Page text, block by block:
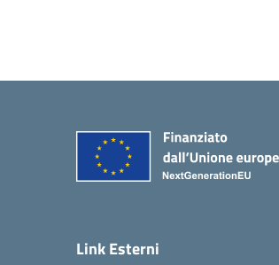
Link Esterni